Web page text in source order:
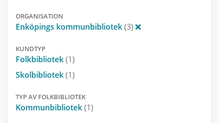
ORGANISATION
Enköpings kommunbibliotek(3)
KUNDTYP
Folkbibliotek(1)
Skolbibliotek(1)
TYP AV FOLKBIBLIOTEK
Kommunbibliotek(1)